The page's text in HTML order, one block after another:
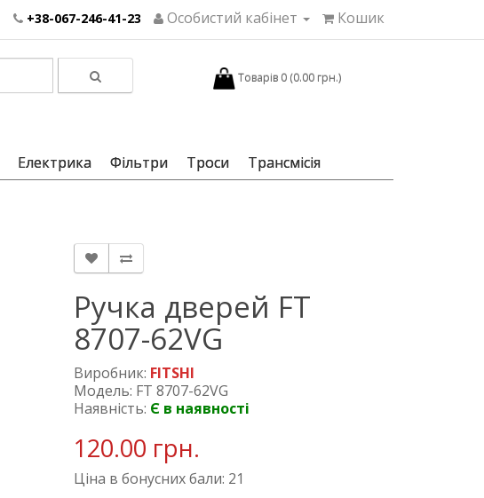
+38-067-246-41-23 Особистий кабінет Кошик
Товарів 0 (0.00 грн.)
Електрика Фільтри Троси Трансмісія
Ручка дверей FT
8707-62VG
Виробник: FITSHI
Модель: FT 8707-62VG
Наявність: Є в наявності
120.00 грн.
Ціна в бонусних бали: 21